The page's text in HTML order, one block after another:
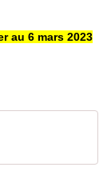
au 6 mars 2023